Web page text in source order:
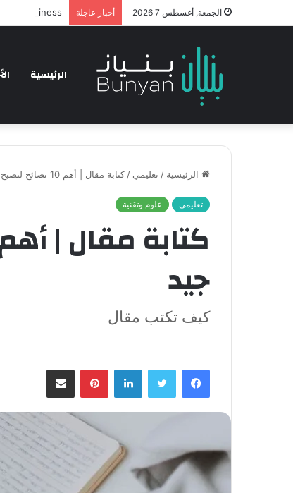
الجمعة, أغسطس 7 2026 أخبار عاجلة and Business
الرئيسية
الرئيسية / تعليمي / كتابة مقال | أهم 10 نصائح لتصبح كاتب جيد
تعليمي علوم وتقنية
جيد
كيف تكتب مقال
فيسبوك تويتر لينكدإن بينتيريستمشاركة عبر البريد